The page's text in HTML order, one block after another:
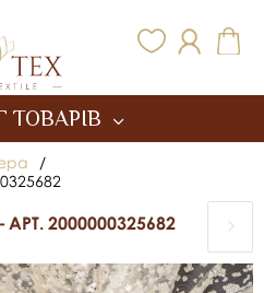
ТОВАРІВ
/
АРТ. 2000000325682